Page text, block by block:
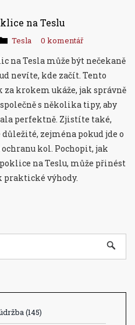
na Teslu
Tesla 0 komentář
na Tesla může být nečekaně
nevíte, kde začít. Tento
krokem ukáže, jak správně
s několika tipy, aby
perfektně. Zjistíte také,
zejména pokud jde o
kol. Pochopit, jak
na Teslu, může přinést
praktické výhody.
(145)